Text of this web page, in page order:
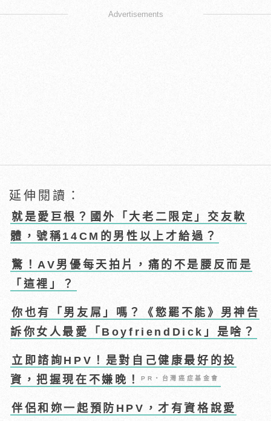
Advertisements
延伸閱讀：
就是愛巨根？國外「大老二限定」交友軟
體，號稱14CM的男性以上才給過？
驚！AV男優每天拍片，痛的不是腰反而是
「這裡」？
你也有「男友屌」嗎？《慾罷不能》男神告
訴你女人最愛「BoyfriendDick」是啥？
立即諮詢HPV！是對自己健康最好的投
資，把握現在不嫌晚！PR・台灣癌症基金會
伴侶和妳一起預防HPV，才有資格說愛